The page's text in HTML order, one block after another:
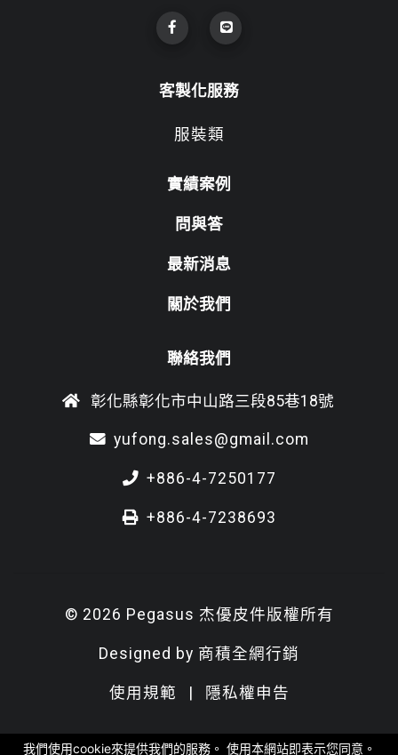
客製化服務
服裝類
實績案例
問與答
最新消息
關於我們
聯絡我們
彰化縣彰化市中山路三段85巷18號
yufong.sales@gmail.com
+886-4-7250177
+886-4-7238693
© 2026 Pegasus 杰優皮件版權所有
Designed by 商積全網行銷
使用規範 | 隱私權申告
我們使用cookie來提供我們的服務。 使用本網站即表示您同意。